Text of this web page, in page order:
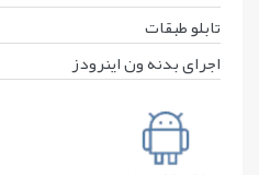
تابلو طبقات
اجرای بدنه ون اینرودز